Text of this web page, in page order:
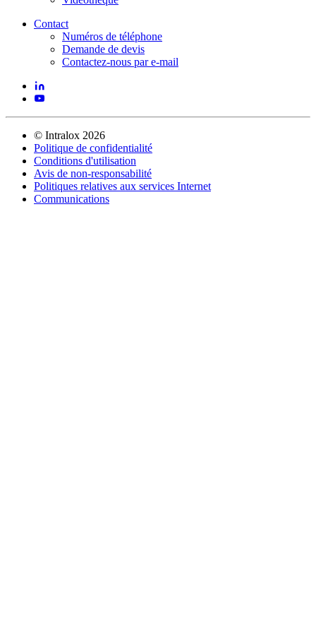
Contact
Numéros de téléphone
Demande de devis
Contactez-nous par e-mail
© Intralox 2026
Politique de confidentialité
Conditions d'utilisation
Avis de non-responsabilité
Politiques relatives aux services Internet
Communications